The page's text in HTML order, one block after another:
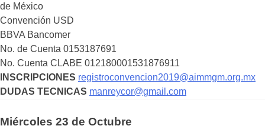
de México
Convención USD
BBVA Bancomer
No. de Cuenta 0153187691
No. Cuenta CLABE 012180001531876911
INSCRIPCIONES registroconvencion2019@aimmgm.org.mx
DUDAS TECNICAS manreycor@gmail.com
Miércoles 23 de Octubre